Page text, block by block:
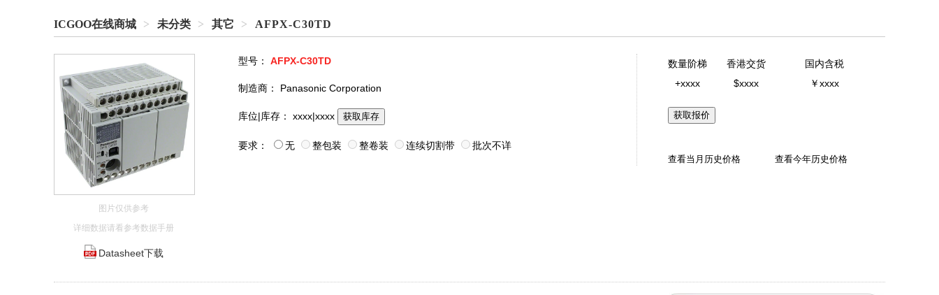
ICGOO在线商城 > 未分类 > 其它 > AFPX-C30TD
图片仅供参考
详细数据请看参考数据手册
Datasheet下载
型号： AFPX-C30TD
制造商： Panasonic Corporation
库位|库存： xxxx|xxxx 获取库存
要求： 无 整包装 整卷装 连续切割带 批次不详
数量阶梯 香港交货
国内含税
+xxxx
$xxxx ￥xxxx
获取报价
查看当月历史价格 查看今年历史价格